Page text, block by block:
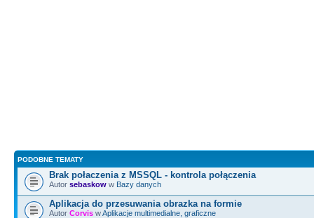
PODOBNE TEMATY
Brak połaczenia z MSSQL - kontrola połączenia
Autor sebaskow w Bazy danych
Aplikacja do przesuwania obrazka na formie
Autor Corvis wAplikacje multimedialne, graficzne